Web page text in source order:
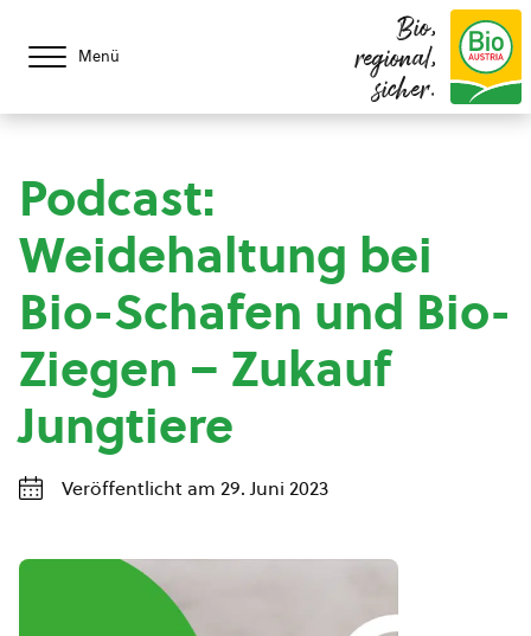
Menü
Bio,
regional,
sicher.
Podcast:
Weidehaltung bei
Bio-Schafen und Bio-
Ziegen – Zukauf
Jungtiere
Veröffentlicht am 29. Juni 2023